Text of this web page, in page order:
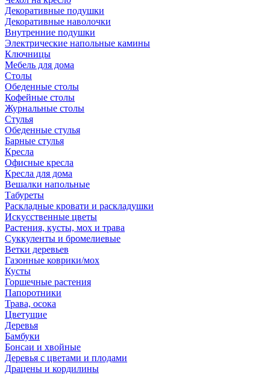
Декоративные подушки
Декоративные наволочки
Внутренние подушки
Электрические напольные камины
Ключницы
Мебель для дома
Столы
Обеденные столы
Кофейные столы
Журнальные столы
Стулья
Обеденные стулья
Барные стулья
Кресла
Офисные кресла
Кресла для дома
Вешалки напольные
Табуреты
Раскладные кровати и раскладушки
Искусственные цветы
Растения, кусты, мох и трава
Суккуленты и бромелиевые
Ветки деревьев
Газонные коврики/мох
Кусты
Горшечные растения
Папоротники
Трава, осока
Цветущие
Деревья
Бамбуки
Бонсаи и хвойные
Деревья с цветами и плодами
Драцены и кордилины